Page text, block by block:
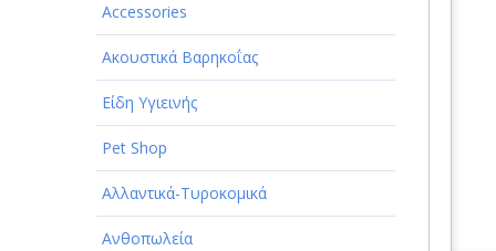
ΑΥΤΟΚΙΝΗΤΑ - ΜΗΧΑΝΕΣ - ΣΚΑΦΗ
ΔΙΑΣΚΕΔΑΣΗ - ΨΥΧΑΓΩΓΙΑ - ΤΕΧΝΕΣ
ΔΙΑΦΗΜΙΣΗ - ΜΜΕ
ΕΚΚΛΗΣΙΕΣ - ΦΙΛΑΝΘΡΩΠΙΚΑ
ΣΩΜΑΤΕΙΑ
ΕΚΠΑΙΔΕΥΣΗ - ΣΧΟΛΕΣ
Accessories
Ακουστικά Βαρηκοΐας
Είδη Υγιεινής
Pet Shop
Αλλαντικά-Τυροκομικά
Ανθοπωλεία